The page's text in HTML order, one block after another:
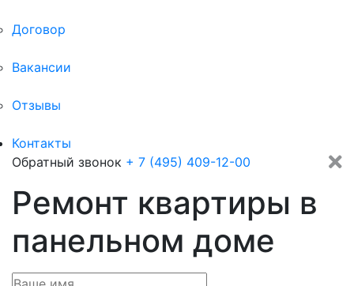
Договор
Вакансии
Отзывы
Контакты
Обратный звонок + 7 (495) 409-12-00
Ремонт квартиры в
панельном доме